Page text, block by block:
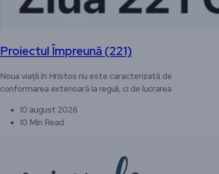
Proiectul Împreună (221)
Noua viață în Hristos nu este caracterizată de
conformarea exterioară la reguli, ci de lucrarea
10 august 2026
10 Min Read